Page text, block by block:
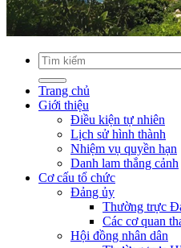
Trang chủ
Giới thiệu
Điều kiện tự nhiên
Lịch sử hình thành
Nhiệm vụ quyền hạn
Danh lam thắng cảnh
Cơ cấu tổ chức
Đảng ủy
Thường trực
Các cơ quan
Hội đồng nhân dân